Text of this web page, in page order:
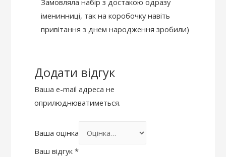
Замовляла набір з достакою одразу
іменинниці, так на коробочку навіть
привітання з днем народження зробили)
Додати відгук
Ваша e-mail адреса не
оприлюднюватиметься.
Ваша оцінка
Ваш відгук*